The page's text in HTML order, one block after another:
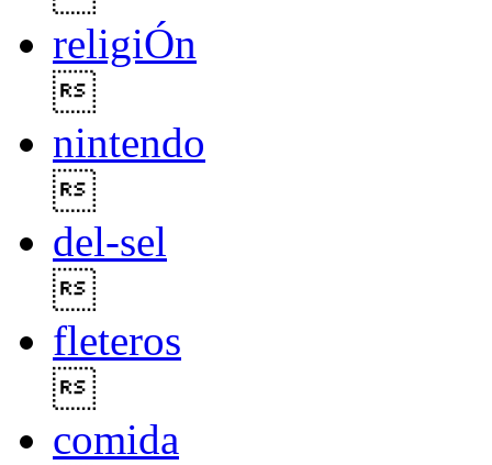
religiÓn
nintendo
del-sel
fleteros
comida